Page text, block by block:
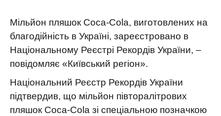
Мільйон пляшок Coca-Cola, виготовлених на
благодійність в Україні, зареєстровано в
Національному Реєстрі Рекордів України, –
повідомляє «Київський регіон».
Національний Реєстр Рекордів України
підтвердив, що мільйон півторалітрових
пляшок Coca-Cola зі спеціальною позначкою